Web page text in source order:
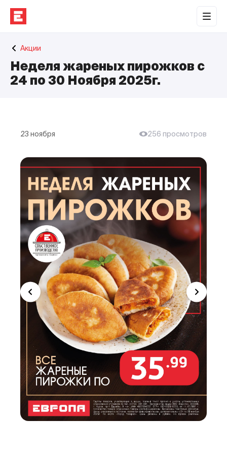
Торговые центры
Сотрудничество
Контакты
Акции
Неделя жареных пирожков с
24 по 30 Ноября 2025г.
23 ноября 256 просмотров